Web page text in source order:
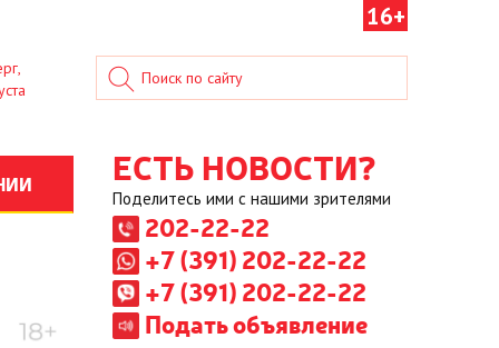
16+
ЕСТЬ НОВОСТИ?
Поделитесь ими с нашими зрителями
202-22-22
+7 (391) 202-22-22
+7 (391) 202-22-22
Подать объявление